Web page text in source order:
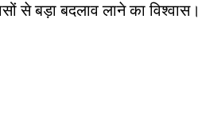
से बड़ा बदलाव लाने का विश्वास।